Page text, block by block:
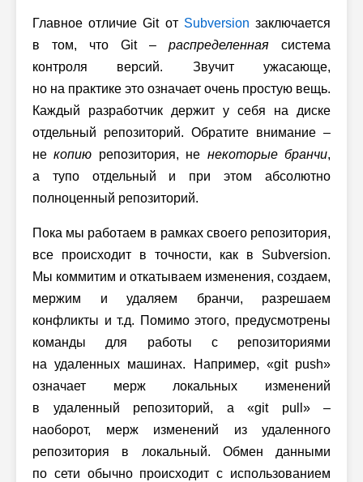
Главное отличие Git от Subversion заключается
в том, что Git – распределенная система
контроля версий. Звучит ужасающе,
но на практике это означает очень простую вещь.
Каждый разработчик держит у себя на диске
отдельный репозиторий. Обратите внимание –
некопию репозитория, не некоторые бранчи,
а тупо отдельный и при этом абсолютно
полноценный репозиторий.
Пока мы работаем в рамках своего репозитория,
все происходит в точности, как в Subversion.
Мы коммитим и откатываем изменения, создаем,
мержим и удаляем бранчи, разрешаем
конфликты и т.д. Помимо этого, предусмотрены
команды для работы с репозиториями
на удаленных машинах. Например, «git push»
означает мерж локальных изменений
в удаленный репозиторий, а «git pull» –
наоборот, мерж изменений из удаленного
репозитория в локальный. Обмен данными
по сети обычно происходит с использованием